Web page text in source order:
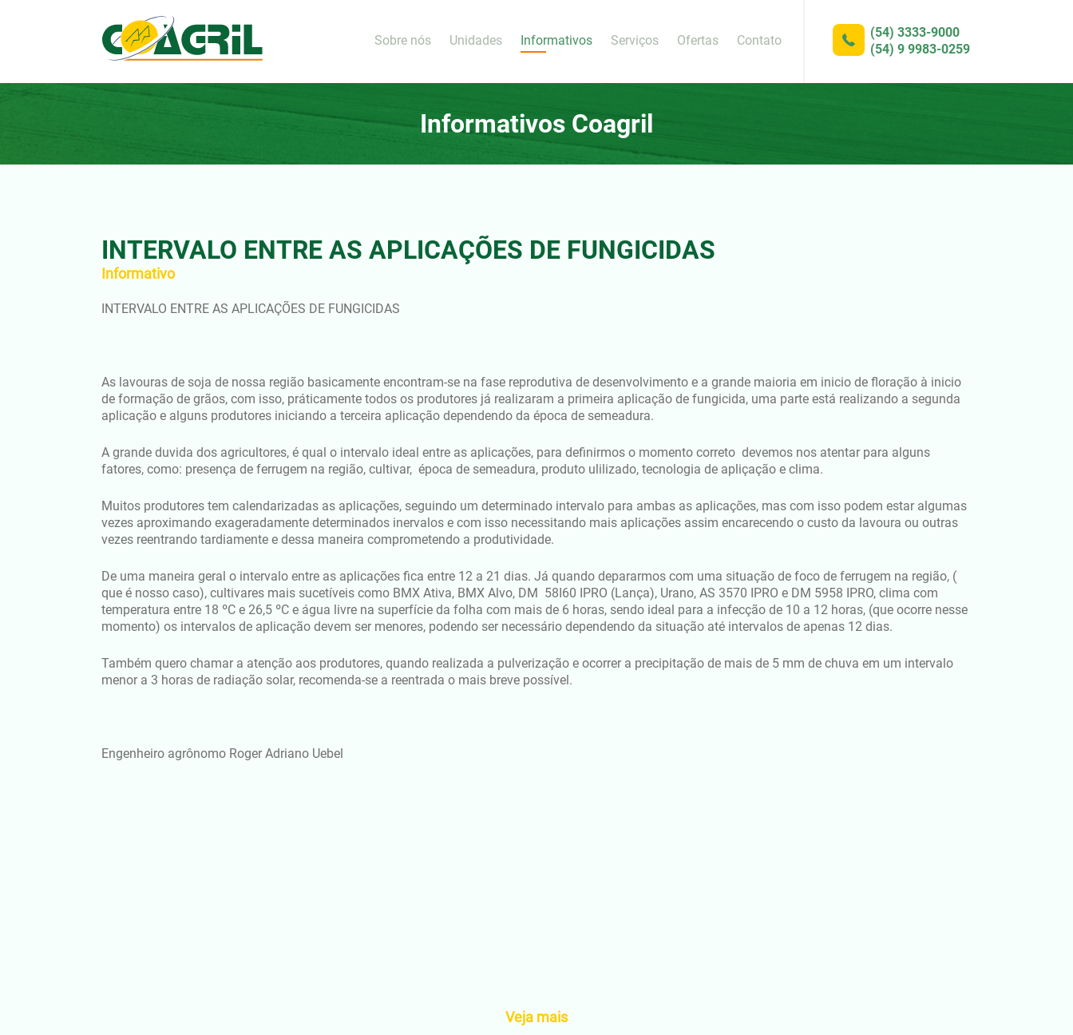
Sobre nós Unidades Informativos Serviços Ofertas Contato
(54) 3333-9000
(54) 9 9983-0259
Informativos Coagril
INTERVALO ENTRE AS APLICAÇÕES DE FUNGICIDAS
Informativo
INTERVALO ENTRE AS APLICAÇÕES DE FUNGICIDAS
As lavouras de soja de nossa região basicamente encontram-se na fase reprodutiva de desenvolvimento e a grande maioria em inicio de floração à inicio
de formação de grãos, com isso, práticamente todos os produtores já realizaram a primeira aplicação de fungicida, uma parte está realizando a segunda
aplicação e alguns produtores iniciando a terceira aplicação dependendo da época de semeadura.
A grande duvida dos agricultores, é qual o intervalo ideal entre as aplicações, para definirmos o momento correto devemos nos atentar para alguns
fatores, como: presença de ferrugem na região, cultivar, época de semeadura, produto ulilizado, tecnologia de apliçação e clima.
Muitos produtores tem calendarizadas as aplicações, seguindo um determinado intervalo para ambas as aplicações, mas com isso podem estar algumas
vezes aproximando exageradamente determinados inervalos e com isso necessitando mais aplicações assim encarecendo o custo da lavoura ou outras
vezes reentrando tardiamente e dessa maneira comprometendo a produtividade.
De uma maneira geral o intervalo entre as aplicações fica entre 12 a 21 dias. Já quando depararmos com uma situação de foco de ferrugem na região, (
que é nosso caso), cultivares mais sucetíveis como BMX Ativa, BMX Alvo, DM 58I60 IPRO (Lança), Urano, AS 3570 IPRO e DM 5958 IPRO, clima com
temperatura entre 18 ºC e 26,5 ºC e água livre na superfície da folha com mais de 6 horas, sendo ideal para a infecção de 10 a 12 horas, (que ocorre nesse
momento) os intervalos de aplicação devem ser menores, podendo ser necessário dependendo da situação até intervalos de apenas 12 dias.
Também quero chamar a atenção aos produtores, quando realizada a pulverização e ocorrer a precipitação de mais de 5 mm de chuva em um intervalo
menor a 3 horas de radiação solar, recomenda-se a reentrada o mais breve possível.
Engenheiro agrônomo Roger Adriano Uebel
Veja mais